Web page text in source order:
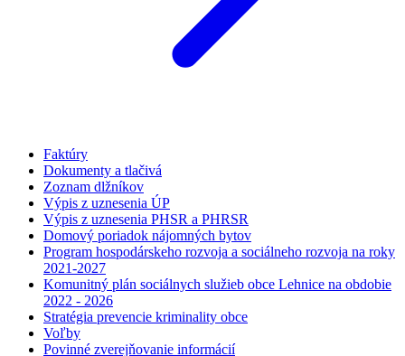
Faktúry
Dokumenty a tlačivá
Zoznam dlžníkov
Výpis z uznesenia ÚP
Výpis z uznesenia PHSR a PHRSR
Domový poriadok nájomných bytov
Program hospodárskeho rozvoja a sociálneho rozvoja na roky
2021-2027
Komunitný plán sociálnych služieb obce Lehnice na obdobie
2022 - 2026
Stratégia prevencie kriminality obce
Voľby
Povinné zverejňovanie informácií